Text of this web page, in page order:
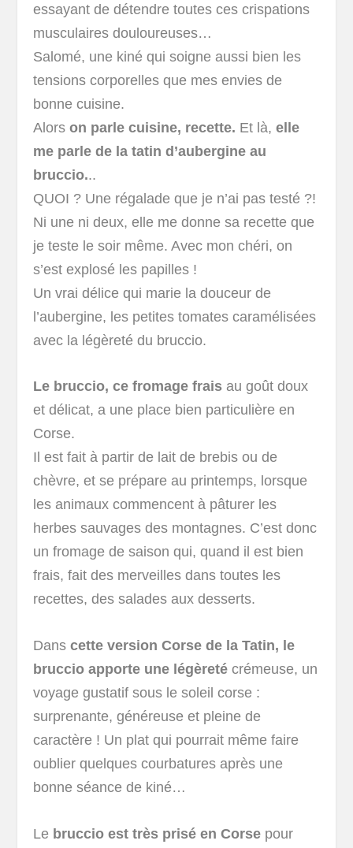
essayant de détendre toutes ces crispations
musculaires douloureuses…
Salomé, une kiné qui soigne aussi bien les
tensions corporelles que mes envies de
bonne cuisine.
Alorson parle cuisine, recette. Et là,elle
me parle de la tatin d’aubergine au
bruccio...
QUOI ? Une régalade que je n’ai pas testé ?!
Ni une ni deux, elle me donne sa recette que
je teste le soir même. Avec mon chéri, on
s’est explosé les papilles !
Un vrai délice qui marie la douceur de
l’aubergine, les petites tomates caramélisées
avec la légèreté du bruccio.
Le bruccio, ce fromage frais au goût doux
et délicat, a une place bien particulière en
Corse.
Il est fait à partir de lait de brebis ou de
chèvre, et se prépare au printemps, lorsque
les animaux commencent à pâturer les
herbes sauvages des montagnes. C’est donc
un fromage de saison qui, quand il est bien
frais, fait des merveilles dans toutes les
recettes, des salades aux desserts.
Danscette version Corse de la Tatin, le
bruccio apporte une légèreté crémeuse, un
voyage gustatif sous le soleil corse :
surprenante, généreuse et pleine de
caractère ! Un plat qui pourrait même faire
oublier quelques courbatures après une
bonne séance de kiné…
Le bruccio est très prisé en Corse pour